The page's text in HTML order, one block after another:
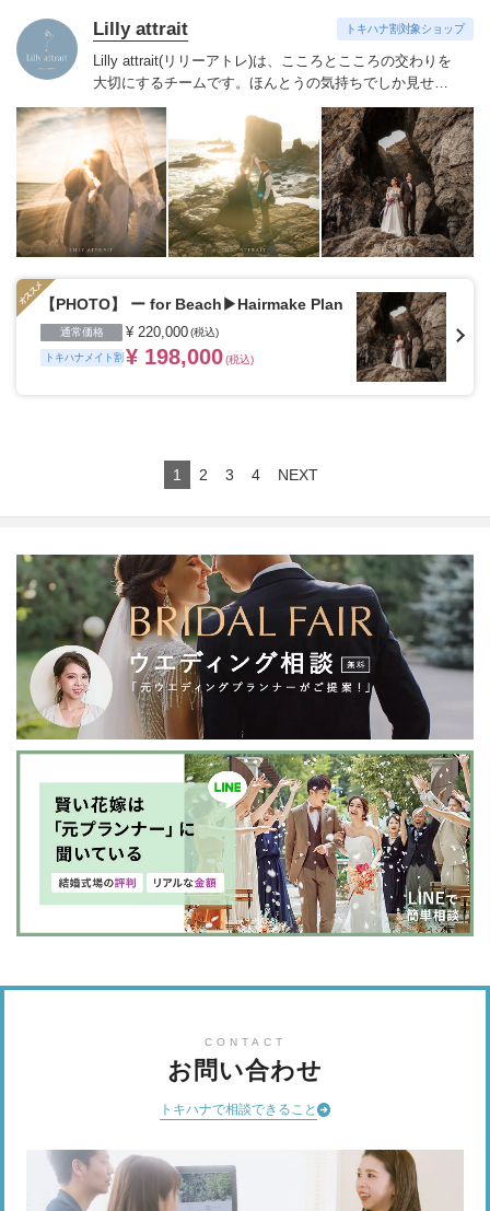
Lilly attrait トキハナ割対象ショップ
Lilly attrait(リリーアトレ)は、こころとこころの交わりを
大切にするチームです。 ほんとうの気持ちでしか見せな
い表情や情景を記録することを得意とします。【内容】
(詳細は各種プランをご覧ください)
・事前打ち合わ
せ・・・Zoomにてヒアリングを行います・ロケ地・・・
全国各地(海外出張はお問い合わせください)
・Photo（前
撮）・・・全データレタッチ(150~300枚)・ウェルカムボ
ード作成・Movie（前撮）・・・通常撮影＋ドローン撮
影(2~3分)・Movie（当日）・・・当日ダイジェスト(8~30
分)・Movie（当日）・・・当日エンドロール(2~3分)・
提案・ドレス試着OK)・Tuxedo Rental・・・ジャケット
＋パンツ＋ベスト＋タイ
・Hair Make・・・ヒアリングで
一番好きなスタイルを一緒に見つけましょう
【PHOTO】 ー for Beach▶︎Hairmake Plan
通常価格 ¥ 220,000(税込)
トキハナメイト割 ¥ 198,000(税込)
1 2 3 4 NEXT
CONTACT
お問い合わせ
トキハナで相談できること